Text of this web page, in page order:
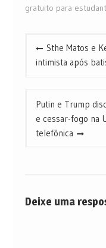
gratuito para
Navegação
de
Sthe Matos e
intimista após
Putin e Trump
e cessar-fogo na
telefônica
Deixe uma